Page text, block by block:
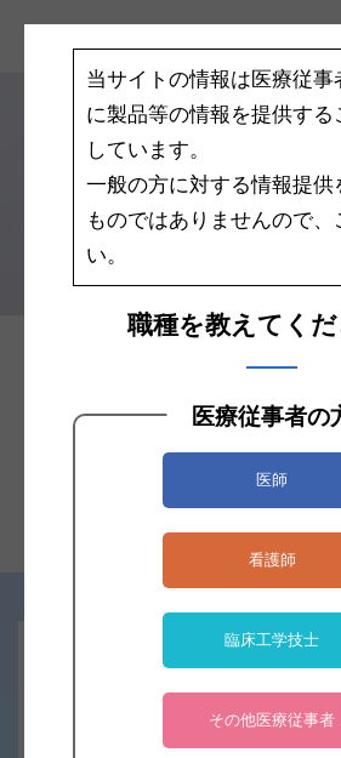
当サイトの情報は医療従事
に製品等の情報を提供する
しています。
一般の方に対する情報提供
ものではありませんので、
い。
職種を教えてくだ
医療従事者の
医師
看護師
臨床工学技士
その他医療従事者
マッカートニ―
aspen surgical
デモ・サンプルのご依頼